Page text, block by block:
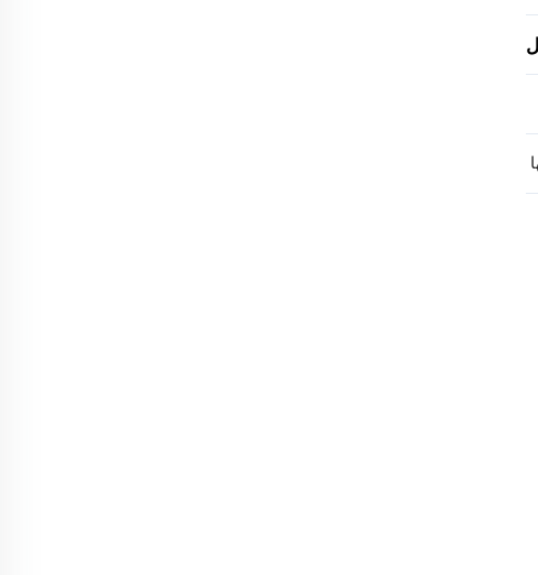
بنا لمزيد من التفاصيل.
لك في أسرع وقت ممكن.